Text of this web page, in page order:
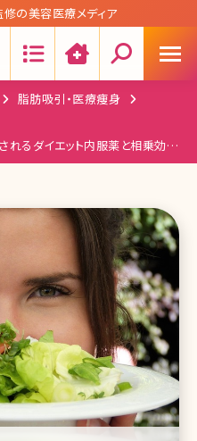
の美容医療メディア
脂肪吸引・医療痩身
れるダイエット内服薬と相乗効果